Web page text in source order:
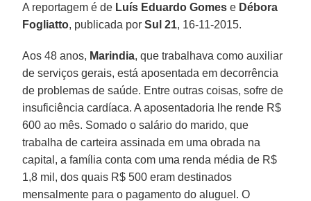
A reportagem é de Luís Eduardo Gomes e Débora
Fogliatto, publicada porSul 21, 16-11-2015.
Aos 48 anos, Marindia, que trabalhava como auxiliar
de serviços gerais, está aposentada em decorrência
de problemas de saúde. Entre outras coisas, sofre de
insuficiência cardíaca. A aposentadoria lhe rende R$
600 ao mês. Somado o salário do marido, que
trabalha de carteira assinada em uma obrada na
capital, a família conta com uma renda média de R$
1,8 mil, dos quais R$ 500 eram destinados
mensalmente para o pagamento do aluguel. O